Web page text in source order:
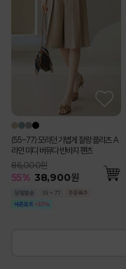
(55-77) 모리던 가볍게 찰랑 플리츠 A
라인 미디 버뮤다 반바지 팬츠
86,000원
55% 38,900원